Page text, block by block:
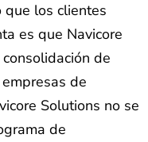
que los clientes
es que Navicore
de
de
Solutions no se
de